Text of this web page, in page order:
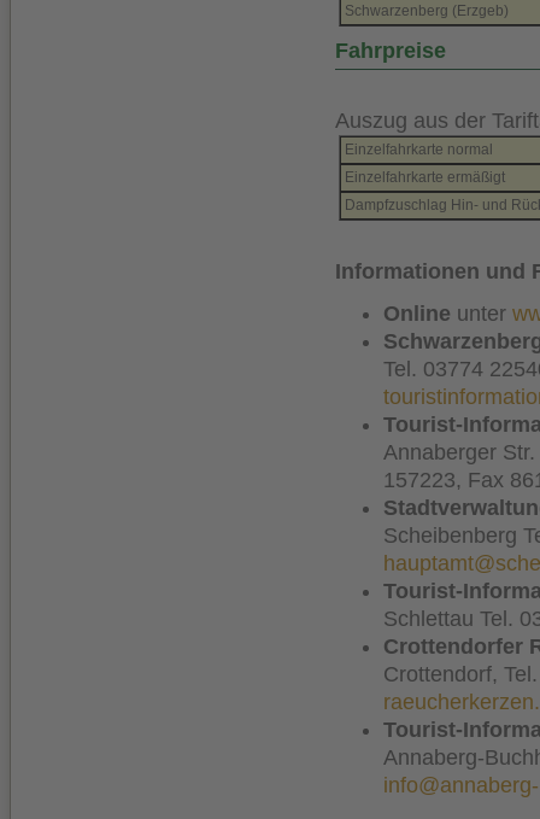
Schwarzenberg (Erzgeb)
Fahrpreise
Auszug aus der
Einzelfahrkarte normal
Einzelfahrkarte ermäßigt
Dampfzuschlag Hin- und
Informationen und
Online unter
Tel. 03774
Tourist-
Annaberger
157223, Fax
Scheibenberg
Tourist-
Schlettau Tel.
Crottendorfer
Crottendorf,
Tourist-
Annaberg-